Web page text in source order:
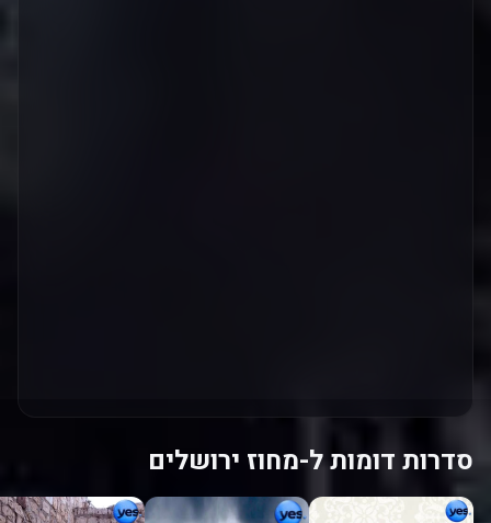
סדרות דומות ל-מחוז ירושלים